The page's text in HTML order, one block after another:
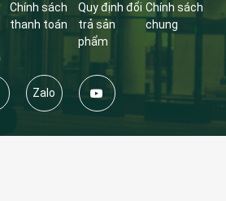
Chính sách
thanh toán
Quy định đổi
trả sản
phẩm
Chính sách
chung
Zalo